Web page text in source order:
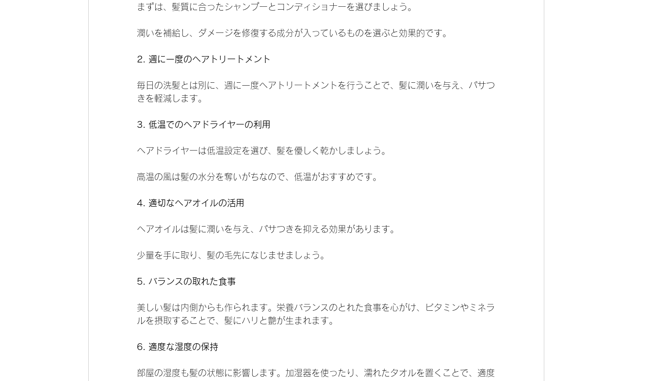
まずは、髪質に合ったシャンプーとコンディショナーを選びましょう。
潤いを補給し、ダメージを修復する成分が入っているものを選ぶと効果的です。
2. 週に一度のヘアトリートメント
毎日の洗髪とは別に、週に一度ヘアトリートメントを行うことで、髪に潤いを与え、パサつ
きを軽減します。
3. 低温でのヘアドライヤーの利用
ヘアドライヤーは低温設定を選び、髪を優しく乾かしましょう。
高温の風は髪の水分を奪いがちなので、低温がおすすめです。
4. 適切なヘアオイルの活用
ヘアオイルは髪に潤いを与え、パサつきを抑える効果があります。
少量を手に取り、髪の毛先になじませましょう。
5. バランスの取れた食事
美しい髪は内側からも作られます。栄養バランスのとれた食事を心がけ、ビタミンやミネラ
ルを摂取することで、髪にハリと艶が生まれます。
6. 適度な湿度の保持
部屋の湿度も髪の状態に影響します。加湿器を使ったり、濡れたタオルを置くことで、適度